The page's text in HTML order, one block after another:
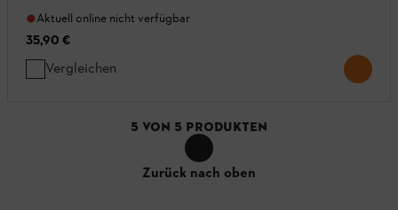
Aktuell online nicht verfügbar
35,90 €
Vergleichen
5 VON 5 PRODUKTEN
Zurück nach oben